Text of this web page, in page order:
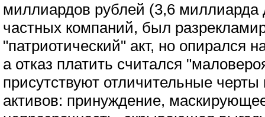
миллиардов рублей (3,6 миллиарда
частных компаний, был
"патриотический" акт, но опирался
а отказ платить считался
присутствуют отличительные
активов: принуждение,